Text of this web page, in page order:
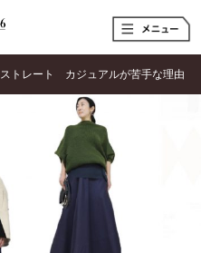
t
o
l
e
ストレート カジュアルが苦手な理由